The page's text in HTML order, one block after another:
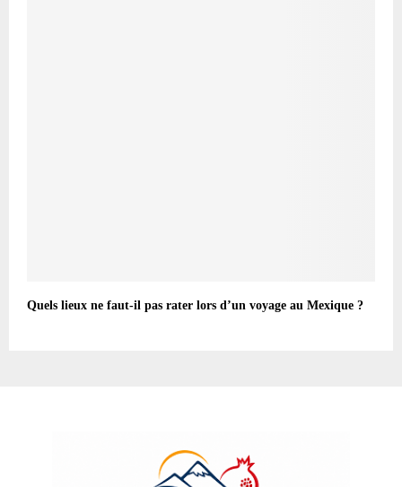
Quels lieux ne faut-il pas rater lors d’un voyage au Mexique ?